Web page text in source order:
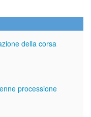
della corsa
processione